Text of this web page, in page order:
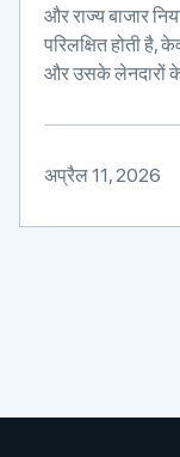
और राज्य बाजार
परिलक्षित होती
और उसके लेनदारों
अप्रैल 11, 2026